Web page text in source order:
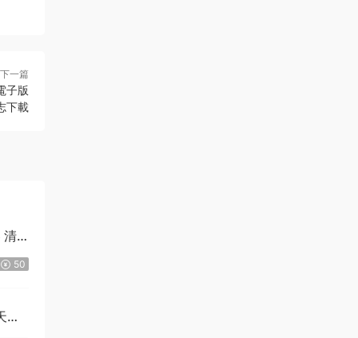
下一篇
子版
下載
清
50
民